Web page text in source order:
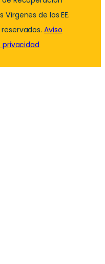
de los EE.
Aviso
privacidad